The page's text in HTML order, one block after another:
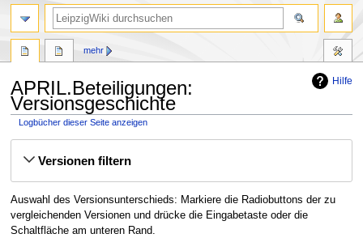
Hilfe
APRIL.Beteiligungen:
Versionsgeschichte
Logbücher dieser Seite anzeigen
Navigation
SucheVersionen filtern
Auswahl des Versionsunterschieds: Markiere die Radiobuttons der zu
vergleichenden Versionen und drücke die Eingabetaste oder die
Schaltfläche am unteren Rand.
mehr